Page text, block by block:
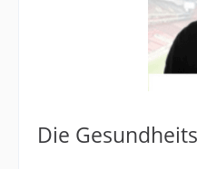
Die